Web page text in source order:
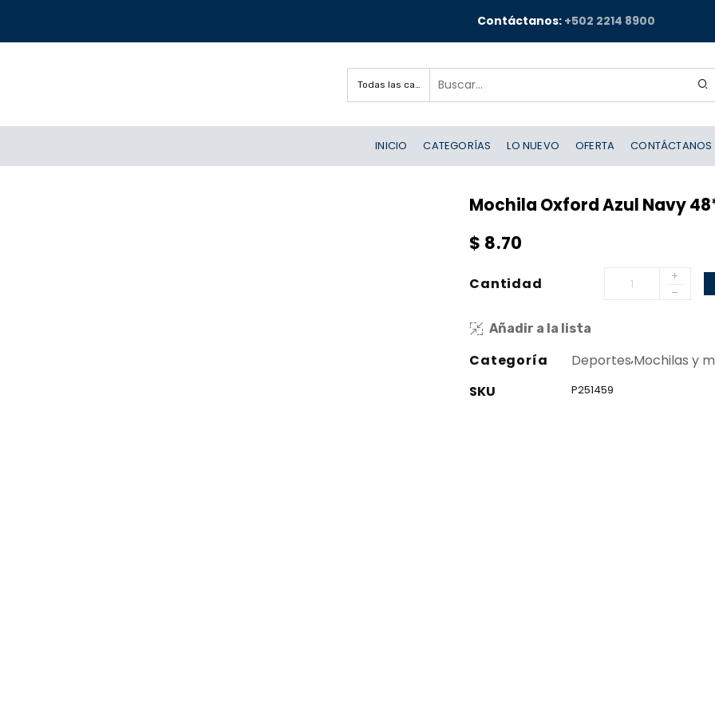
Contáctanos: +502 2214 8900
Todas las categorías
INICIO CATEGORÍAS LO NUEVO OFERTA CONTÁCTANOS
Mochila Oxford Azul Navy
$ 8.70
Cantidad
Añadir a la lista
Categoría Deportes,Mochilas y
SKU
P251459